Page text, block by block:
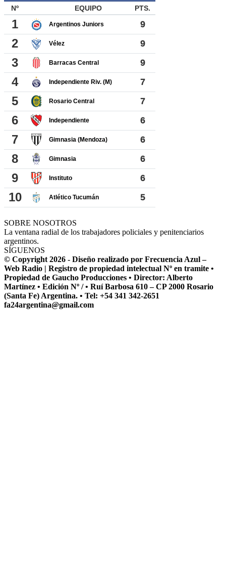
SOBRE NOSOTROS
La ventana radial de los trabajadores policiales y penitenciarios
argentinos.
SÍGUENOS
© Copyright 2026 - Diseño realizado por Frecuencia Azul –
Web Radio | Registro de propiedad intelectual Nº en tramite •
Propiedad de Gaucho Producciones • Director: Alberto
Martínez • Edición Nº / • Ruí Barbosa 610 – CP 2000 Rosario
(Santa Fe) Argentina. • Tel: +54 341 342-2651
fa24argentina@gmail.com